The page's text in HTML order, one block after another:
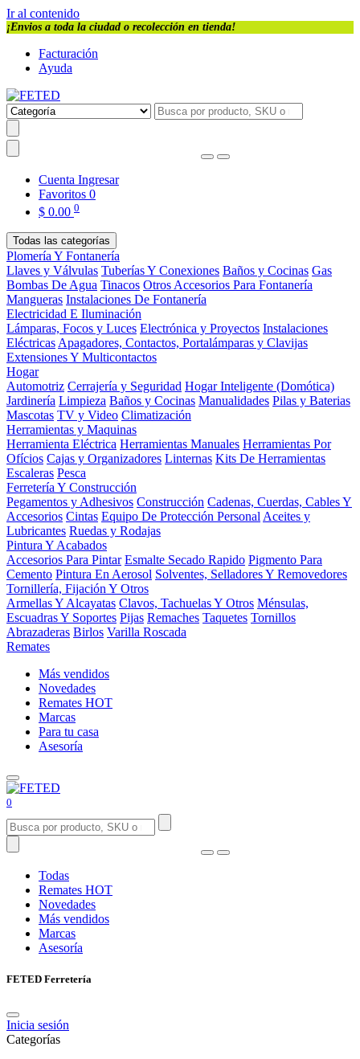
Ir al contenido
¡Envios a toda la ciudad o recolección en tienda!
Facturación
Ayuda
Cuenta Ingresar
Favoritos 0
$ 0.00 0
Todas las categorías
Plomería Y Fontanería
Llaves y Válvulas Tuberías Y Conexiones Baños y Cocinas Gas
Bombas De Agua Tinacos Otros Accesorios Para Fontanería
Mangueras Instalaciones De Fontanería
Electricidad E Iluminación
Lámparas, Focos y Luces Electrónica y Proyectos Instalaciones
Eléctricas Apagadores, Contactos, Portalámparas y Clavijas
Extensiones Y Multicontactos
Hogar
Automotriz Cerrajería y Seguridad Hogar Inteligente (Domótica)
Jardinería Limpieza Baños y Cocinas Manualidades Pilas y Baterias
Mascotas TV y Video Climatización
Herramientas y Maquinas
Herramienta Eléctrica Herramientas Manuales Herramientas Por
Ofícios Cajas y Organizadores Linternas Kits De Herramientas
Escaleras Pesca
Ferretería Y Construcción
Pegamentos y Adhesivos Construcción Cadenas, Cuerdas, Cables Y
Accesorios Cintas Equipo De Protección Personal Aceites y
Lubricantes Ruedas y Rodajas
Pintura Y Acabados
Accesorios Para Pintar Esmalte Secado Rapido Pigmento Para
Cemento Pintura En Aerosol Solventes, Selladores Y Removedores
Tornillería, Fijación Y Otros
Armellas Y Alcayatas Clavos, Tachuelas Y Otros Ménsulas,
Escuadras Y Soportes Pijas Remaches Taquetes Tornillos
Abrazaderas Birlos Varilla Roscada
Remates
Más vendidos
Novedades
Remates HOT
Marcas
Para tu casa
Asesoría
0
Todas
Remates HOT
Novedades
Más vendidos
Marcas
Asesoría
FETED Ferretería
Inicia sesión
Categorías